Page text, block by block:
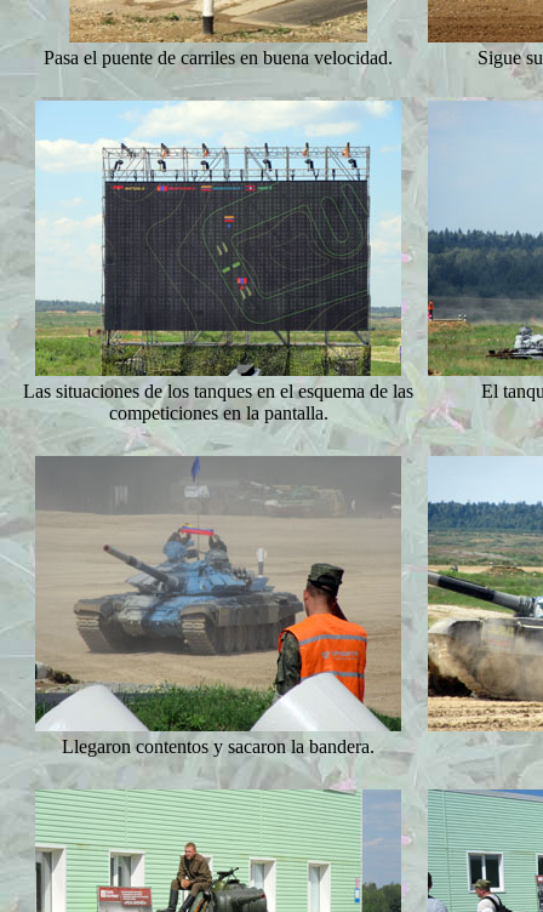
Pasa el puente de carriles en buena velocidad. Sigue
Las situaciones de los tanques en el esquema de las
competiciones en la pantalla.
El
Llegaron contentos y sacaron la bandera.